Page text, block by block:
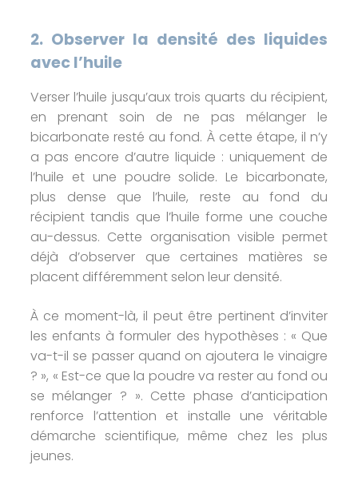
2. Observer la densité des liquides
avec l’huile
Verser l’huile jusqu’aux trois quarts du récipient,
en prenant soin de ne pas mélanger le
bicarbonate resté au fond. À cette étape, il n’y
a pas encore d’autre liquide : uniquement de
l’huile et une poudre solide. Le bicarbonate,
plus dense que l’huile, reste au fond du
récipient tandis que l’huile forme une couche
au-dessus. Cette organisation visible permet
déjà d’observer que certaines matières se
placent différemment selon leur densité.
À ce moment-là, il peut être pertinent d’inviter
les enfants à formuler des hypothèses : « Que
va-t-il se passer quand on ajoutera le vinaigre
? », « Est-ce que la poudre va rester au fond ou
se mélanger ? ». Cette phase d’anticipation
renforce l’attention et installe une véritable
démarche scientifique, même chez les plus
jeunes.